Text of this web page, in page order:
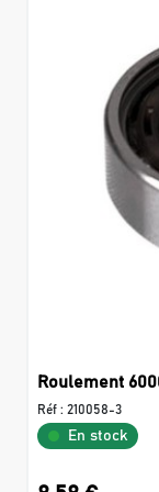
Roulement
Réf : 210058-3
En stock